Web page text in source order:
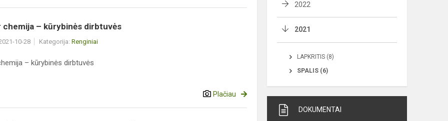
chemija – kūrybinės dirbtuvės
10-28 Kategorija: Renginiai
– kūrybinės dirbtuvės
Plačiau
2022
2021
LAPKRITIS (8)
SPALIS (6)
DOKUMENTAI